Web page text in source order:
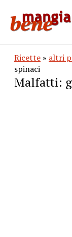
Ricette » altri
spinaci
Malfatti: